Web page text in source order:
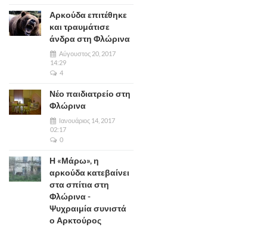
Αρκούδα επιτέθηκε
και τραυμάτισε
άνδρα στη Φλώρινα
Αύγουστος 20, 2017
14:29
4
Νέο παιδιατρείο στη
Φλώρινα
Ιανουάριος 14, 2017
02:17
0
Η «Μάρω», η
αρκούδα κατεβαίνει
στα σπίτια στη
Φλώρινα -
Ψυχραιμία συνιστά
ο Αρκτούρος